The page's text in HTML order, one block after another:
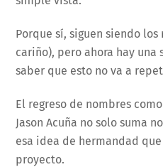
Porque sí, siguen siendo
cariño), pero ahora hay una
saber que esto no va a
El regreso de nombres
Jason Acuña no solo suma
esa idea de hermandad
proyecto.